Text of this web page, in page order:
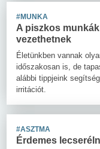
#MUNKA
A piszkos
vezethetnek
Életünkben vannak
időszakosan is, de
alábbi tippjeink
irritációt.
#ASZTMA
Érdemes